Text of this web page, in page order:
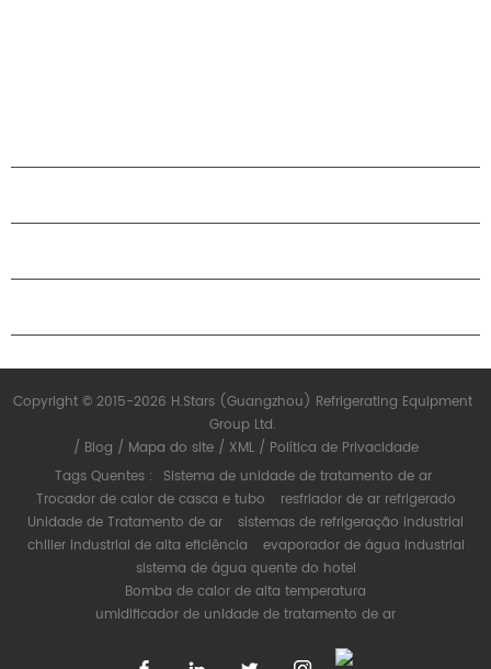
Copyright © 2015-2026 H.Stars (Guangzhou) Refrigerating Equipment
Group Ltd.
/ Blog / Mapa do site/ XML/ Política de Privacidade
Tags Quentes :
Sistema de unidade de tratamento de ar
Trocador de calor de casca e tubo
resfriador de ar refrigerado
Unidade de Tratamento de ar
sistemas de refrigeração industrial
chiller industrial de alta eficiência
evaporador de água industrial
sistema de água quente do hotel
Bomba de calor de alta temperatura
umidificador de unidade de tratamento de ar